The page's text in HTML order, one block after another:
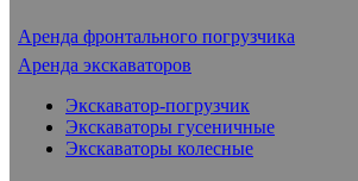
Аренда фронтального погрузчика
Аренда экскаваторов
Экскаватор-погрузчик
Экскаваторы гусеничные
Экскаваторы колесные